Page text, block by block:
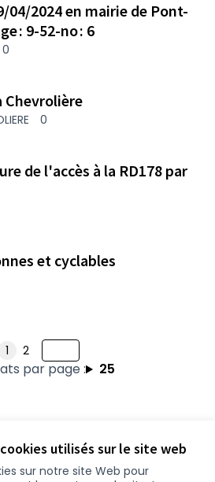
utilisés sur le site web
sur notre site Web pour
04/2024 en mairie de Pont-
: 9-52-no : 6
0
Chevrolière
0
de l'accès à la RD178 par
et cyclables
par page : 25
1 2